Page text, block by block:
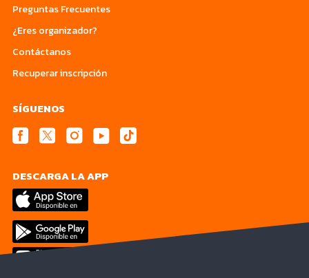
Preguntas Frecuentes
¿Eres organizador?
Contáctanos
Recuperar inscripción
SÍGUENOS
DESCARGA LA APP